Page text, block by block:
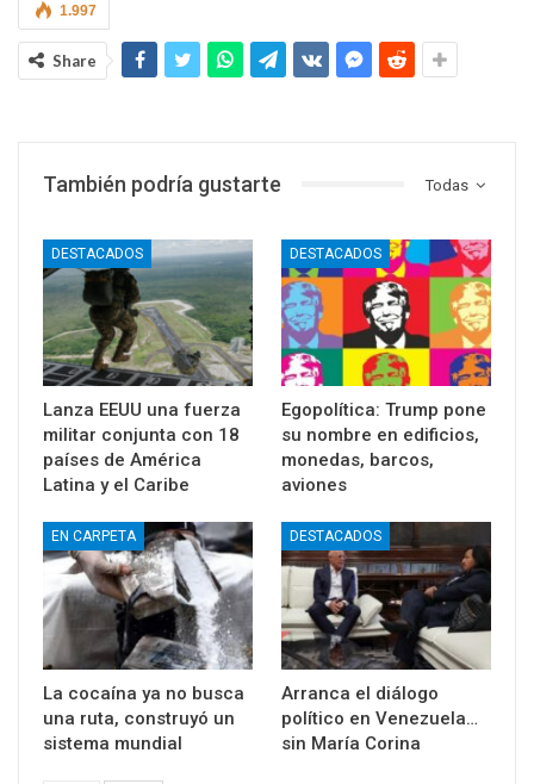
1.997
Share
Todas
También podría gustarte
DESTACADOS
Lanza EEUU una fuerza
militar conjunta con 18
países de América
Latina y el Caribe
DESTACADOS
Egopolítica: Trump pone
su nombre en edificios,
monedas, barcos,
aviones
EN CARPETA
La cocaína ya no busca
una ruta, construyó un
sistema mundial
DESTACADOS
Arranca el diálogo
político en Venezuela…
sin María Corina